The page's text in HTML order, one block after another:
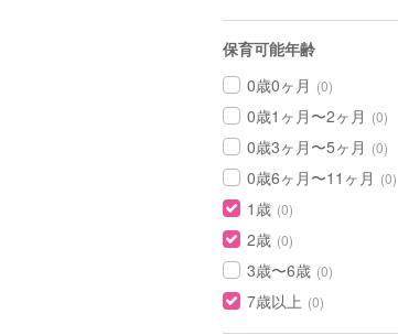
保育可能年齢
0歳0ヶ月 (0)
0歳1ヶ月〜2ヶ月 (0)
0歳3ヶ月〜5ヶ月 (0)
0歳6ヶ月〜11ヶ月 (0)
1歳 (0)
2歳 (0)
3歳〜6歳 (0)
7歳以上 (0)